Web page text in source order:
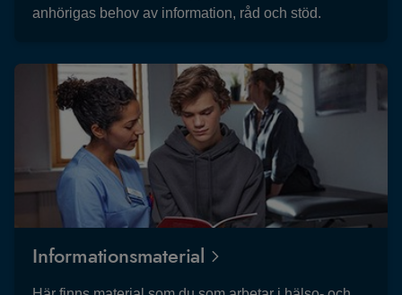
anhörigas behov av information, råd och stöd.
Informationsmaterial